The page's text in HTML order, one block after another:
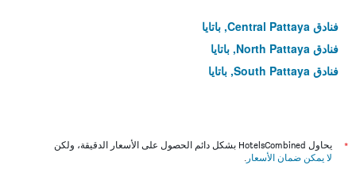
فنادق Central Pattaya, باتايا
فنادق North Pattaya, باتايا
فنادق South Pattaya, باتايا
*
يحاول HotelsCombined بشكل دائم الحصول على الأسعار الدقيقة، ولكن
لا يمكن ضمان الأسعار